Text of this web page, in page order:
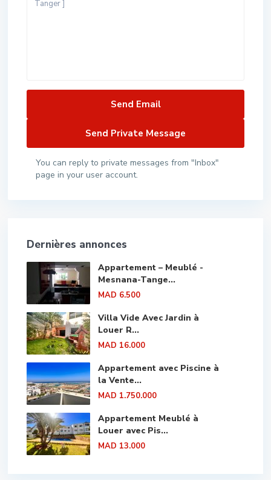
You can reply to private messages from "Inbox"
page in your user account.
Dernières annonces
Appartement – Meublé -
Mesnana-Tange...
MAD 6.500
Villa Vide Avec Jardin à
Louer R...
MAD 16.000
Appartement avec Piscine à
la Vente...
MAD 1.750.000
Appartement Meublé à
Louer avec Pis...
MAD 13.000